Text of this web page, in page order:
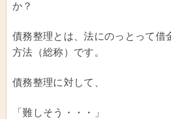
か？
債務整理とは、法にのっとって借
方法（総称）です。
債務整理に対して、
「難しそう・・・」